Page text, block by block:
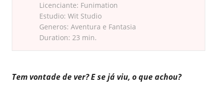
Licenciante: Funimation
Estudio: Wit Studio
Generos: Aventura e Fantasia
Duration: 23 min.
Tem vontade de ver? E se já viu, o que achou?